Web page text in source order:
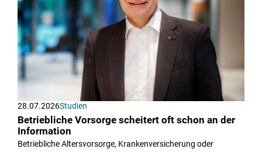
28.07.2026Studien
Betriebliche Vorsorge scheitert oft schon an der
Information
Betriebliche Altersvorsorge, Krankenversicherung oder